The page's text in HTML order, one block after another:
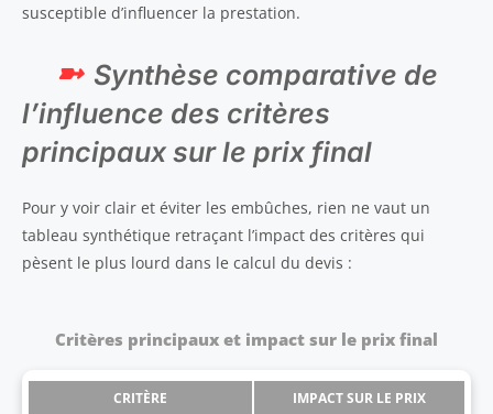
susceptible d’influencer la prestation.
Synthèse comparative de
l’influence des critères
principaux sur le prix final
Pour y voir clair et éviter les embûches, rien ne vaut un
tableau synthétique retraçant l’impact des critères qui
pèsent le plus lourd dans le calcul du devis :
Critères principaux et impact sur le prix final
CRITÈRE IMPACT SUR LE PRIX